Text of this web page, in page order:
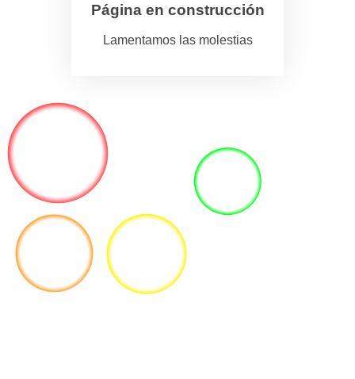
Página en construcción
Lamentamos las molestias